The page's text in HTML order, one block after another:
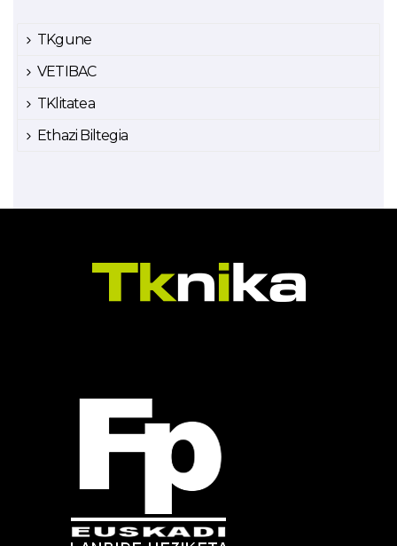
TKgune
VETIBAC
TKlitatea
Ethazi Biltegia